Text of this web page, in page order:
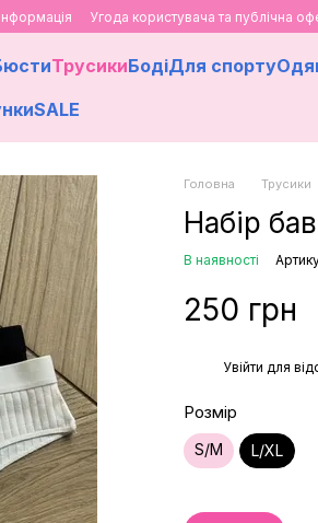
Угода користувача та публічна
ТрусикиБодіДля спорту
SALE
Головна Трусики
Набір
В наявності
250 грн
Увійти для
Розмір
S/M L/XL